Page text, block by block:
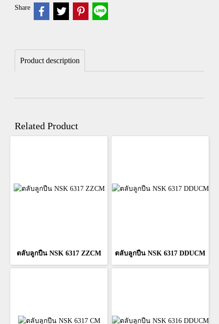
Share
Product description
Related Product
ตลับลูกปืน NSK 6317 ZZCM ตลับลูกปืน NSK 6317 DDUCM